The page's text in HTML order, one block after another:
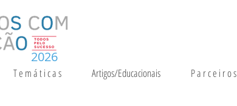
T e m á t i c a s Artigos/Educacionais P a r c e i r o s
2026